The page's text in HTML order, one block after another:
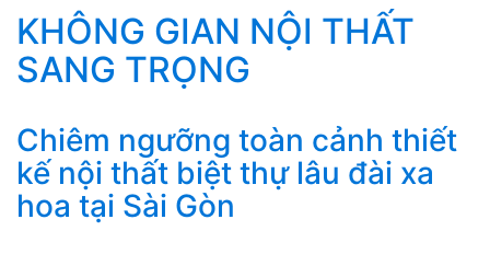
KHÔNG GIAN NỘI THẤT
SANG TRỌNG
Chiêm ngưỡng toàn cảnh thiết
kế nội thất biệt thự lâu đài xa
hoa tại Sài Gòn